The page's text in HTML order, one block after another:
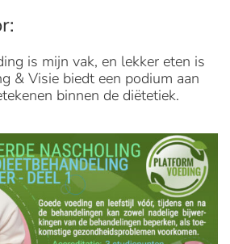
is mijn vak, en lekker eten is
& Visie biedt een podium aan
binnen de diëtetiek.